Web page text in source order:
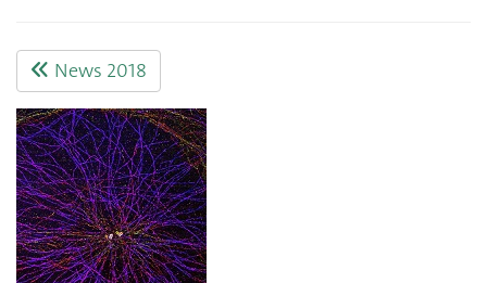
News 2018